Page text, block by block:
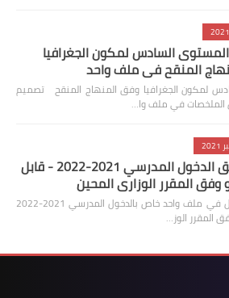
السادس لمكون الجغرافيا
المنقح في ملف واحد
لمكون الجغرافيا وفق المنهاج المنقح تصميم
في ملف وا…
ملف وثائق الدخول المدرسي 2021-2022 - قابل
وفق المقرر الوزاري المحين
جديد : 26 وثيقة قابلة للتعديل في ملف واحد خاص بالدخول المدرسي 2021-2022
المقرر الوز…